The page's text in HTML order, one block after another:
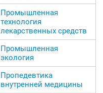
Промышленная
технология
лекарственных средств
Промышленная
экология
Пропедевтика
внутренней медицины